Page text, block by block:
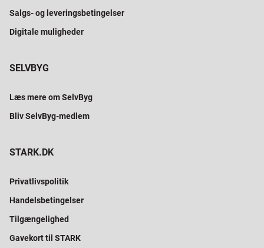
Salgs- og leveringsbetingelser
Digitale muligheder
SELVBYG
Læs mere om SelvByg
Bliv SelvByg-medlem
STARK.DK
Privatlivspolitik
Handelsbetingelser
Tilgængelighed
Gavekort til STARK